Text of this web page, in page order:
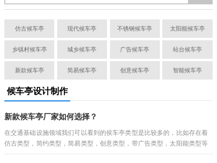
仿古候车亭 现代候车亭 不锈钢候车亭 太阳能候车亭
乡镇村候车亭 城乡候车亭 广告候车亭 站台候车亭
新款候车亭 简易候车亭 创意候车亭 智能候车亭
候车亭设计制作
新款候车亭厂家如何选择？
在交通基础设施领域我们可以看到的侯车亭类型是比较多的，比如存在着
仿古类型，简约类型，简易类型，创意类型，带广告类型，太阳能类型等
等，与此同时还能够看到很多新款候车亭。...